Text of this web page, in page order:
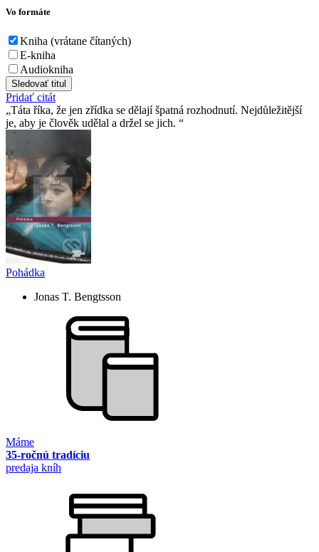
Vo formáte
Kniha (vrátane čítaných)
E-kniha
Audiokniha
Sledovať titul
Pridať citát
Táta říka, že jen zřídka se dělají špatná rozhodnutí. Nejdůležitější
je, aby je člověk udělal a držel se jich.
Pohádka
Jonas T. Bengtsson
Máme
35-ročnú tradíciu
predaja kníh